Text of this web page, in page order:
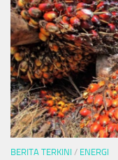
BERITA TERKINI / ENERGI